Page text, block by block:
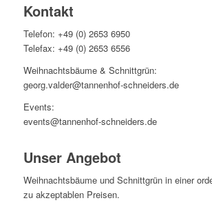
Kontakt
Telefon: +49 (0) 2653 6950
Telefax: +49 (0) 2653 6556
Weihnachtsbäume & Schnittgrün:
georg.valder@tannenhof-schneiders.de
Events:
events@tannenhof-schneiders.de
Unser Angebot
Weih­nachts­bäume und Schnitt­grün in einer
zu akzep­ta­blen Prei­sen.